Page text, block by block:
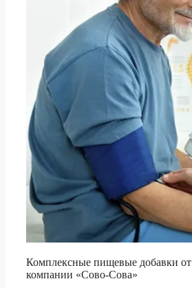
Комплексные пищевые добавки от
компании «Сово-Сова»